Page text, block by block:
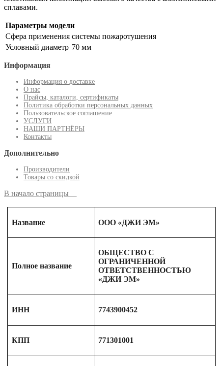
сплавами.
Параметры модели
Сфера применения системы пожаротушения
Условный диаметр 70 мм
Информация
Информация о доставке
О нас
Прайсы, каталоги, сертификаты
Политика обработки персональных данных
Пользовательское соглашение
УСЛУГИ
НАШИ ПАРТНЁРЫ
Контакты
Дополнительно
Производители
Товары со скидкой
В начало страницы
Название ООО «ДЖИ ЭМ»
Полное название
ОБЩЕСТВО С
ОГРАНИЧЕННОЙ
ОТВЕТСТВЕННОСТЬЮ
«ДЖИ ЭМ»
ИНН 7743900452
КПП 771301001